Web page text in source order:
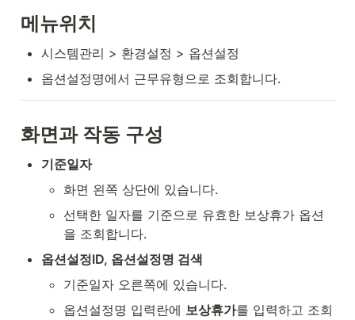
메뉴위치
시스템관리 > 환경설정 > 옵션설정
옵션설정명에서 근무유형으로 조회합니다.
화면과 작동 구성
기준일자
화면 왼쪽 상단에 있습니다.
선택한 일자를 기준으로 유효한 보상휴가 옵션
을 조회합니다.
옵션설정ID, 옵션설정명 검색
기준일자 오른쪽에 있습니다.
옵션설정명 입력란에 보상휴가를 입력하고 조회